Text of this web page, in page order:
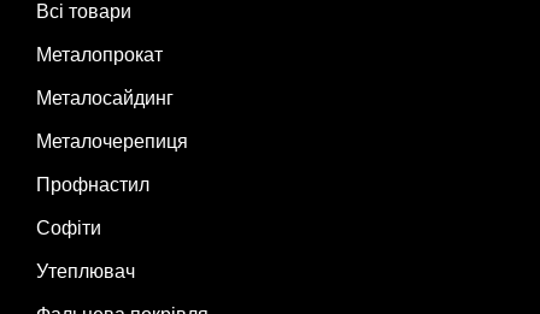
Всі товари
Металопрокат
Металосайдинг
Металочерепиця
Профнастил
Софіти
Утеплювач